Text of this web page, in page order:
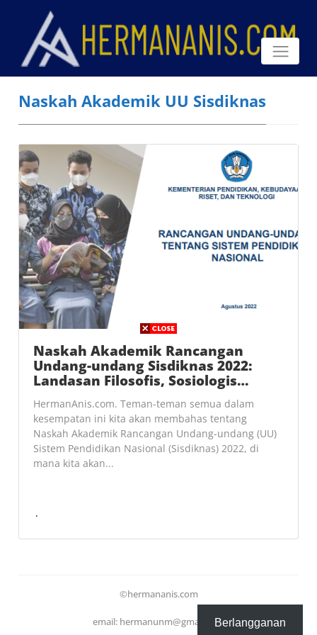
Naskah Akademik UU Sisdiknas
Naskah Akademik Rancangan
Undang-undang Sisdiknas 2022:
Landasan Filosofis, Sosiologis…
HermanAnis.com. Teman-teman semua dalam
kesempatan ini kita akan membahas tentang
Naskah Akademik Rancangan Undang-undang (UU)
Sistem Pendidikan Nasional (Sisdiknas) 2022, di
mana kita akan...
©hermananis.com
email: hermanunm@gmail.comBerlangganan